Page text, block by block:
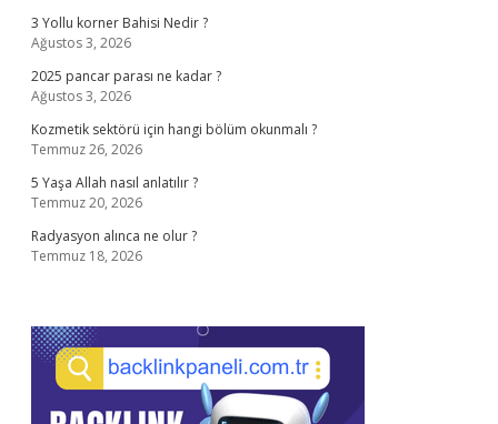
3 Yollu korner Bahisi Nedir ?
Ağustos 3, 2026
2025 pancar parası ne kadar ?
Ağustos 3, 2026
Kozmetik sektörü için hangi bölüm okunmalı ?
Temmuz 26, 2026
5 Yaşa Allah nasıl anlatılır ?
Temmuz 20, 2026
Radyasyon alınca ne olur ?
Temmuz 18, 2026